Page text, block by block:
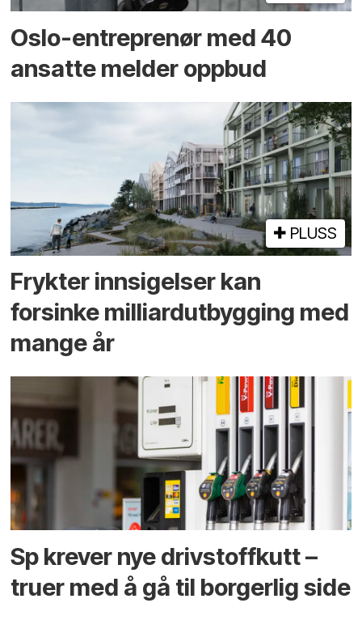
Oslo-entreprenør med 40
ansatte melder oppbud
PLUSS
Frykter innsigelser kan
forsinke milliard­utbygging med
mange år
Sp krever nye drivstoffkutt –
truer med å gå til borgerlig side